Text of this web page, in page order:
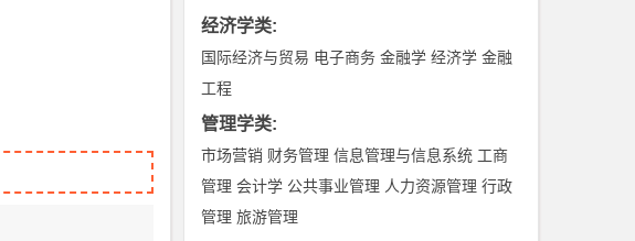
经济学类:
国际经济与贸易 电子商务 金融学 经济学 金融
工程
管理学类:
市场营销 财务管理 信息管理与信息系统 工商
管理 会计学 公共事业管理 人力资源管理 行政
管理 旅游管理